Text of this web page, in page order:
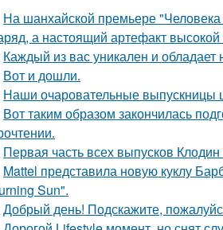
На шанхайской премьере
а настоящий артефакт
Каждый из вас уникален и
Вот и дошли.
Наши очаровательные выпускницы
Вот таким образом закончилась
Первая часть всех выпусков
Mattel представила новую куклу
Sun".
Добрый день! Подскажите,